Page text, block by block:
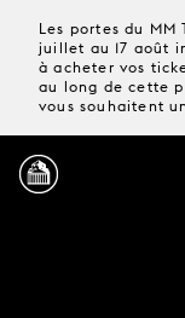
Les portes du
juillet au 17 août
à acheter vos
au long de cette
vous souhaitent